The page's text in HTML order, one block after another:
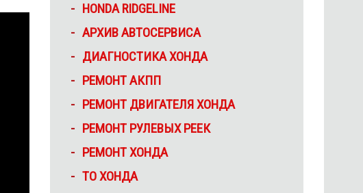
HONDA RIDGELINE
АРХИВ АВТОСЕРВИСА
ДИАГНОСТИКА ХОНДА
РЕМОНТ АКПП
РЕМОНТ ДВИГАТЕЛЯ ХОНДА
РЕМОНТ РУЛЕВЫХ РЕЕК
РЕМОНТ ХОНДА
ТО ХОНДА